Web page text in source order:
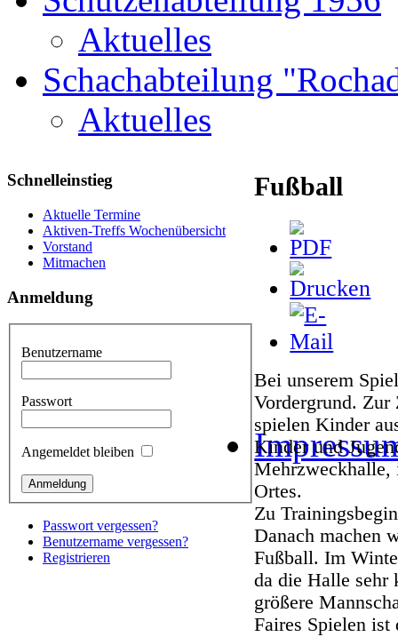
Aktuelles
Schachabteilung
Aktuelles
Fußball
Bei unserem
Vordergrund.
spielen Kinder
Kinder und
Mehrzweckhalle,
Ortes.
Zu
Danach machen
Fußball. Im
da die Halle sehr
größere
Faires Spielen
Schnelleinstieg
Aktuelle Termine
Aktiven-Treffs Wochenübersicht
Vorstand
Mitmachen
Anmeldung
Benutzername
Passwort
Angemeldet bleiben
Passwort vergessen?
Benutzername vergessen?
Registrieren